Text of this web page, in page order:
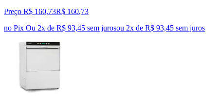
Preço R$ 160,73R$ 160,73
no Pix Ou 2x de R$ 93,45 sem jurosou 2x de R$ 93,45 sem juros